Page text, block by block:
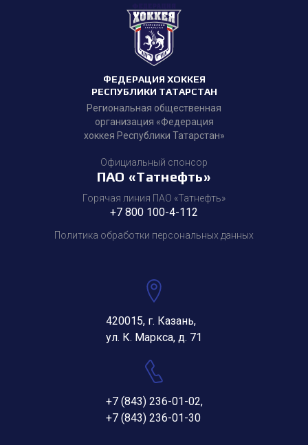
ФЕДЕРАЦИЯ ХОККЕЯ
РЕСПУБЛИКИ ТАТАРСТАН
Региональная общественная
организация «Федерация
хоккея Республики Татарстан»
Официальный спонсор
ПАО «Татнефть»
Горячая линия ПАО «Татнефть»
+7 800 100-4-112
Политика обработки персональных данных
420015, г. Казань,
ул. К. Маркса, д. 71
+7 (843) 236-01-02,
+7 (843) 236-01-30